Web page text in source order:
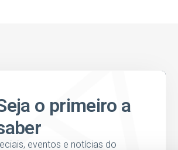
o primeiro a
eventos e notícias do